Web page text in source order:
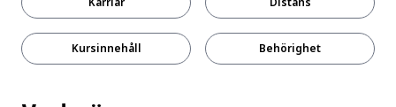
Kursinnehåll Behörighet